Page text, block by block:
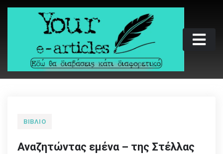
Skip
Your e-articles
Εδώ θα διαβάσεις κάτι διαφορετικό
ΒΙΒΛΊΟ
Αναζητώντας εμένα – της Στέλλας